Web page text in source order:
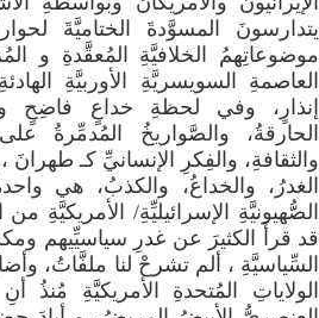
يتدارسونَ المسوَّدةَ الختاميَّةَ
موضوعاتِهمُ الخلافيَّةِ المُعقَّدةِ و
العاصمةِ السويسريَّةِ الأوربيَّةِ
إنذارٍ، وفي لحظةِ خداعٍ فاضِحٍ
الحارقةُ، والصَّواريخُ المُدمِّرةُ
والثقافةِ، والفِكرِ الإنسانيِّ كـ
​الغدرُ، والخداعُ، والكذبُ، هي
الصُّهيونيَّةِ الإسرائيليِّةِ/ الأمريكيَّةِ من
قد قرأَ الكثيرَ عن غدرِ سياسيِّيهم
السِّياسيَّةِ ، ألم تشرحْ لنا ملفَّاتُ،
الولاياتِ المُتحدةِ الأمريكيَّةِ مُنذُ